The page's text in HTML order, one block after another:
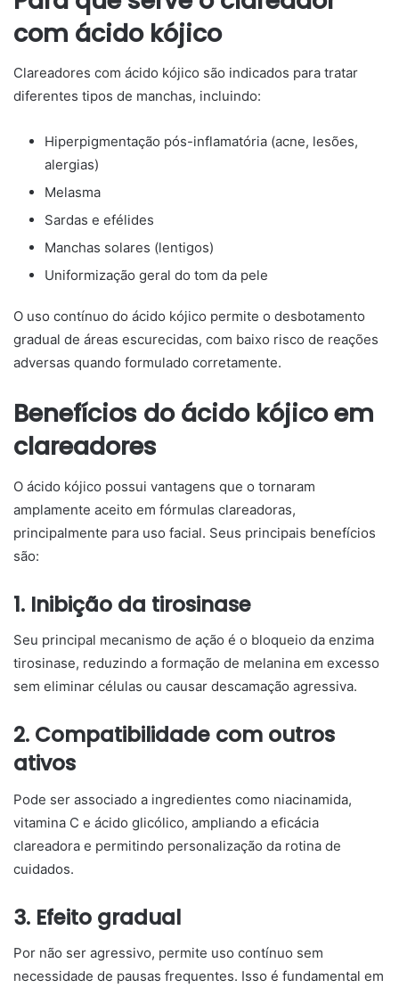
com ácido kójico
Clareadores com ácido kójico são indicados para tratar
diferentes tipos de manchas, incluindo:
Hiperpigmentação pós-inflamatória (acne, lesões,
alergias)
Melasma
Sardas e efélides
Manchas solares (lentigos)
Uniformização geral do tom da pele
O uso contínuo do ácido kójico permite o desbotamento
gradual de áreas escurecidas, com baixo risco de reações
adversas quando formulado corretamente.
Benefícios do ácido kójico em
clareadores
O ácido kójico possui vantagens que o tornaram
amplamente aceito em fórmulas clareadoras,
principalmente para uso facial. Seus principais benefícios
são:
1. Inibição da tirosinase
Seu principal mecanismo de ação é o bloqueio da enzima
tirosinase, reduzindo a formação de melanina em excesso
sem eliminar células ou causar descamação agressiva.
2. Compatibilidade com outros
ativos
Pode ser associado a ingredientes como niacinamida,
vitamina C e ácido glicólico, ampliando a eficácia
clareadora e permitindo personalização da rotina de
cuidados.
3. Efeito gradual
Por não ser agressivo, permite uso contínuo sem
necessidade de pausas frequentes. Isso é fundamental em